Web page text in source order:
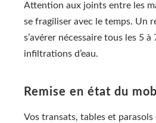
Attention aux joints entre les
se fragiliser avec le temps. Un
s’avérer nécessaire tous les 5
infiltrations d’eau.
Remise en état du
Vos transats, tables et